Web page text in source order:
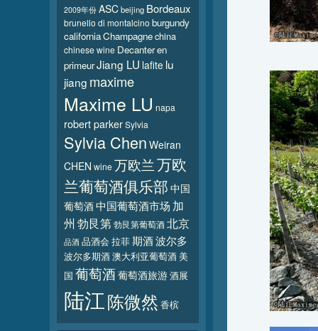
2009年份 ASCbeijing Bordeaux
brunello di montalcinoburgundy
californiaChampagnechina
chinese wine Decanteren
primeurJiang LU lafite lu
jiang maxime
Maxime LU napa
robert parkerSylvia
Sylvia Chen Weiran
CHEN wine万欧兰万欧
兰葡萄酒俱乐部中国
葡萄酒中国葡萄酒市场 加
州 勃艮第勃艮第葡萄酒北京
品酒品酒会 拉菲期酒波尔多
波尔多期酒澳大利亚葡萄酒美
国 葡萄酒葡萄酒旅游酒展
陆江陈微然 香槟